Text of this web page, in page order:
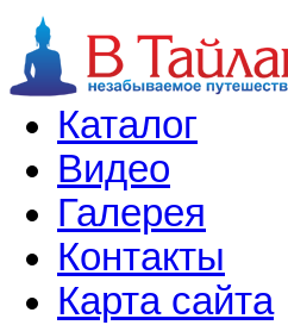
Каталог
Видео
Галерея
Контакты
Карта сайта